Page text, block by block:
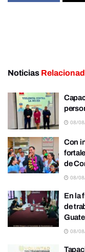
Noticias
08/
Con
de
08/
En la
de
08/